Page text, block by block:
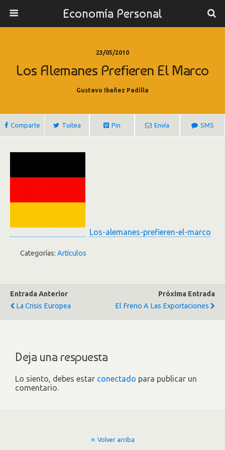
Economía Personal
23/05/2010
Los Alemanes Prefieren El Marco
Gustavo Ibañez Padilla
Comparte Tuitea Pin Envía SMS
Los-alemanes-prefieren-el-marco
Categorías: Artículos
Entrada Anterior
La Crisis Europea
Próxima Entrada
El Freno A Las Exportaciones
Deja una respuesta
Lo siento, debes estar conectado para publicar un
comentario.
Volver arriba